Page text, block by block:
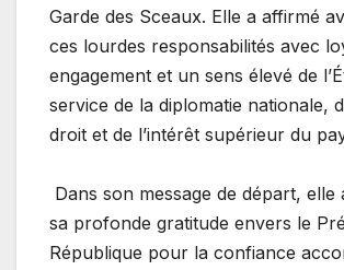
Garde des Sceaux. Elle a affirmé
ces lourdes responsabilités avec
engagement et un sens élevé de
service de la diplomatie nationale,
droit et de l’intérêt supérieur du
Dans son message de départ, elle
sa profonde gratitude envers le
République pour la confiance